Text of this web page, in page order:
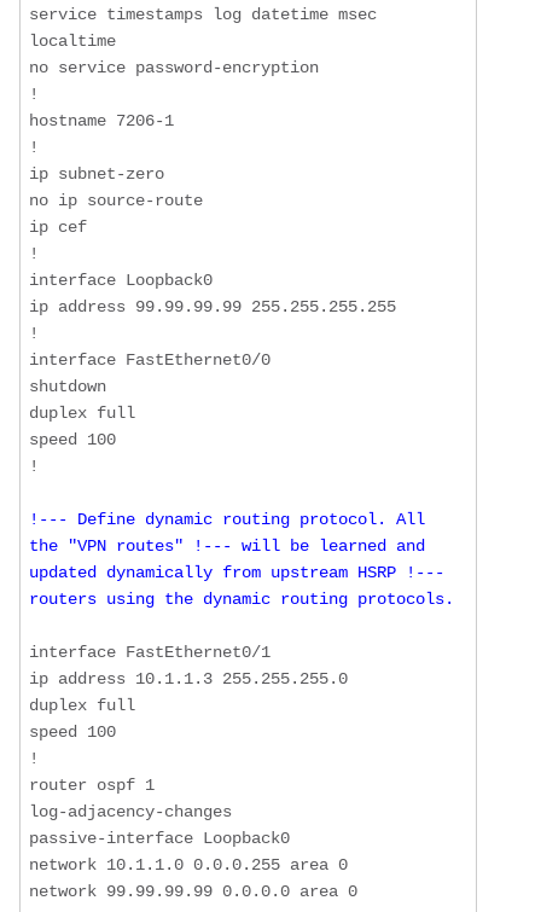
service timestamps log datetime msec
localtime
no service password-encryption
!
hostname 7206-1
!
ip subnet-zero
no ip source-route
ip cef
!
interface Loopback0
ip address 99.99.99.99 255.255.255.255
!
interface FastEthernet0/0
shutdown
duplex full
speed 100
!--- Define dynamic routing protocol. All
the "VPN routes" !--- will be learned and
updated dynamically from upstream HSRP !---
routers using the dynamic routing protocols.
interface FastEthernet0/1
ip address 10.1.1.3 255.255.255.0
duplex full
speed 100
!
router ospf 1
log-adjacency-changes
passive-interface Loopback0
network 10.1.1.0 0.0.0.255 area 0
network 99.99.99.99 0.0.0.0 area 0